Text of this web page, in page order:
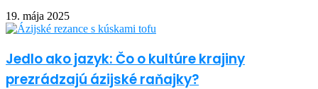
19. mája 2025
Jedlo ako jazyk: Čo o kultúre krajiny
prezrádzajú ázijské raňajky?